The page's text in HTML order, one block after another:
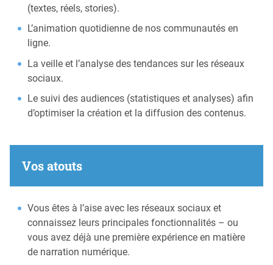
(textes, réels, stories).
L’animation quotidienne de nos communautés en
ligne.
La veille et l’analyse des tendances sur les réseaux
sociaux.
Le suivi des audiences (statistiques et analyses) afin
d’optimiser la création et la diffusion des contenus.
Vos atouts
Vous êtes à l’aise avec les réseaux sociaux et
connaissez leurs principales fonctionnalités – ou
vous avez déjà une première expérience en matière
de narration numérique.